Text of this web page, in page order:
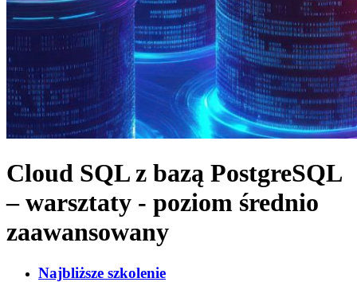
Cloud SQL z bazą PostgreSQL
– warsztaty - poziom średnio
zaawansowany
Najbliższe szkolenie